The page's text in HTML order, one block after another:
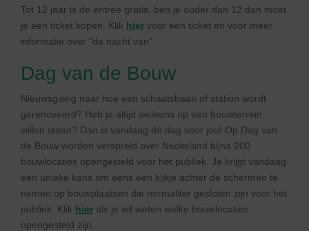
Tot 12 jaar is de entree gratis, ben je ouder dan 12 dan moet
je een ticket kopen. Klik hier voor een ticket en voor meer
informatie over “de nacht van”.
Dag van de Bouw
Nieuwsgierig naar hoe een schaatsbaan of station wordt
gerenoveerd? Heb je altijd weleens op een bouwterrein
willen staan? Dan is vandaag dé dag voor jou! Op Dag van
de Bouw worden verspreid over Nederland bijna 200
bouwlocaties opengesteld voor het publiek. Je krijgt vandaag
een unieke kans om eens een kijkje achter de schermen te
nemen op bouwplaatsen die normaliter gesloten zijn voor het
publiek. Klik hier als je wil weten welke bouwlocaties
opengesteld zijn.